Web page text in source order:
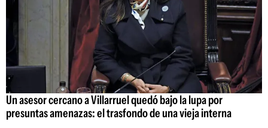
Un asesor cercano a Villarruel quedó bajo la lupa por
presuntas amenazas: el trasfondo de una vieja interna